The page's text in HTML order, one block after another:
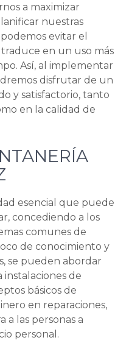
a maximizar
nuestras
evitar el
traduce en un uso más
Así, al implementar
disfrutar de un
y satisfactorio, tanto
en la calidad de
esencial que puede
concediendo a los
comunes de
de conocimiento y
se pueden abordar
instalaciones de
básicos de
en reparaciones,
a las personas a
personal.